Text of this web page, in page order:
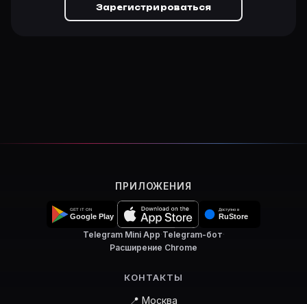
Зарегистрироваться
ПРИЛОЖЕНИЯ
Telegram Mini App·Telegram-бот·
Расширение Chrome
КОНТАКТЫ
📍 Москва